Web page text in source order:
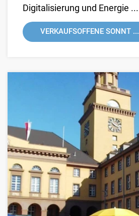
Digitalisierung und Energie ...
VERKAUFSOFFENE SONNT ...